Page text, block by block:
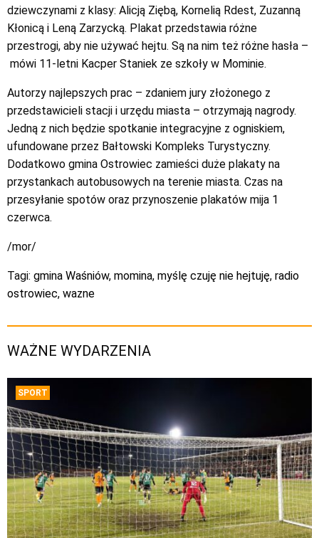
dziewczynami z klasy: Alicją Ziębą, Kornelią Rdest, Zuzanną
Kłonicą i Leną Zarzycką. Plakat przedstawia różne
przestrogi, aby nie używać hejtu. Są na nim też różne hasła –
mówi 11-letni Kacper Staniek ze szkoły w Mominie.
Autorzy najlepszych prac – zdaniem jury złożonego z
przedstawicieli stacji i urzędu miasta – otrzymają nagrody.
Jedną z nich będzie spotkanie integracyjne z ogniskiem,
ufundowane przez Bałtowski Kompleks Turystyczny.
Dodatkowo gmina Ostrowiec zamieści duże plakaty na
przystankach autobusowych na terenie miasta. Czas na
przesyłanie spotów oraz przynoszenie plakatów mija 1
czerwca.
/mor/
Tagi: gmina Waśniów, momina, myślę czuję nie hejtuję, radio
ostrowiec, wazne
WAŻNE WYDARZENIA
SPORT